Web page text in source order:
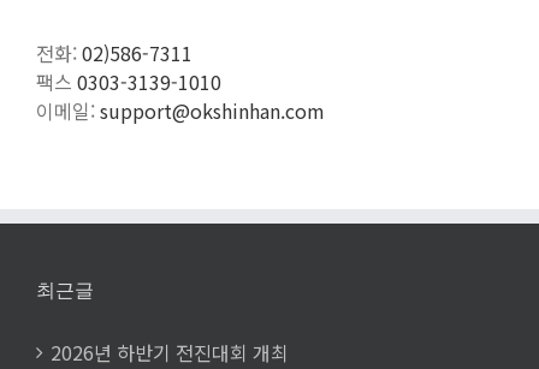
전화:02)586-7311
팩스 0303-3139-1010
이메일:support@okshinhan.com
최근글
2026년 하반기 전진대회 개최